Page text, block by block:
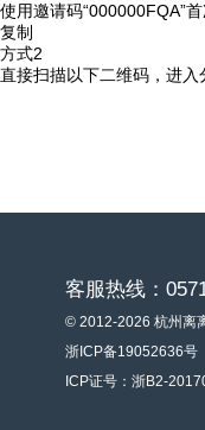
使用邀请码“000000FQA”
复制
方式2
直接扫描以下二维码，进
客服热线：
© 2012-2026 杭州离
浙ICP备19052636号
ICP证号：浙B2-